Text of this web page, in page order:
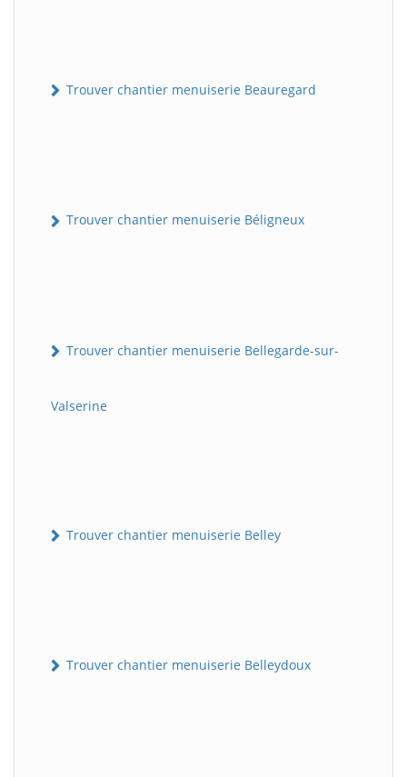
Trouver chantier menuiserie Beauregard
Trouver chantier menuiserie Béligneux
Trouver chantier menuiserie Bellegarde-sur-
Valserine
Trouver chantier menuiserie Belley
Trouver chantier menuiserie Belleydoux